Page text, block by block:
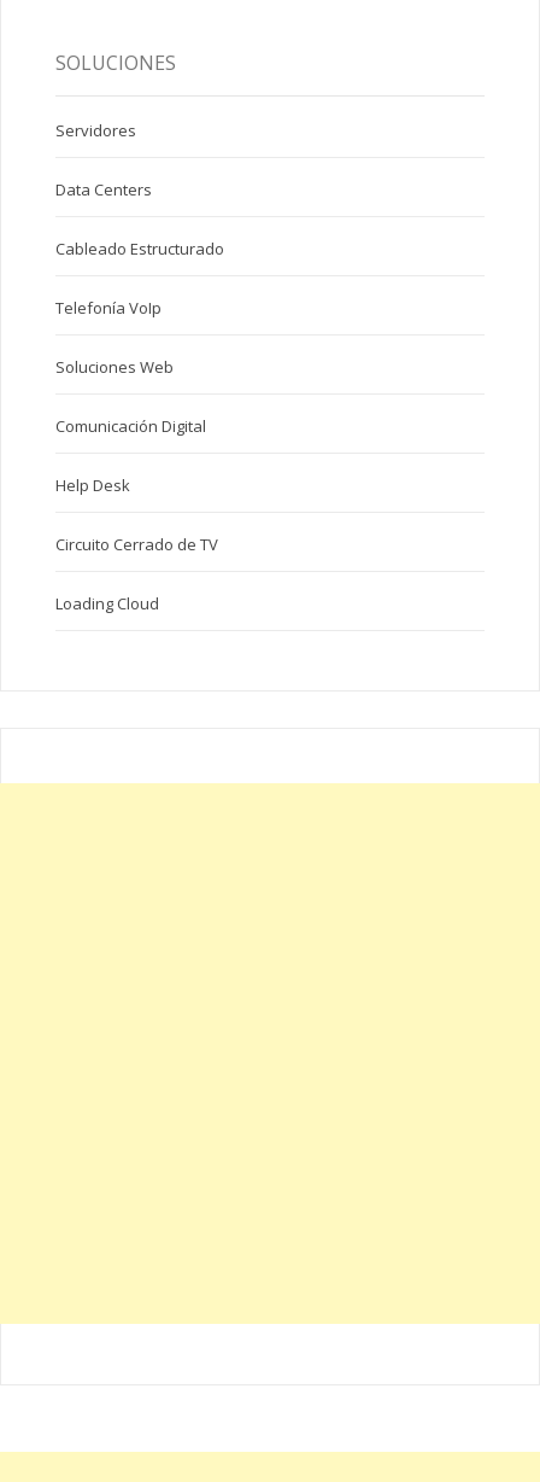
SOLUCIONES
Servidores
Data Centers
Cableado Estructurado
Telefonía VoIp
Soluciones Web
Comunicación Digital
Help Desk
Circuito Cerrado de TV
Loading Cloud